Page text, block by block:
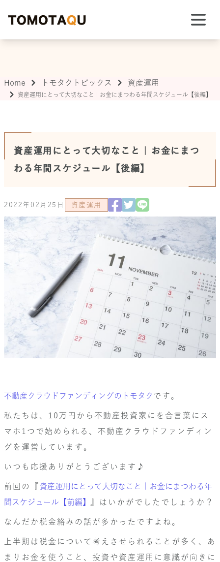
Home トモタクトピックス 資産運用
資産運用にとって大切なこと | お金にまつわる年間スケジュール【後編】
資産運用にとって大切なこと | お金にまつ
わる年間スケジュール【後編】
2022年02月25日 資産運用
不動産クラウドファンディングのトモタク です。
私たちは、10万円から不動産投資家にを合言葉にス
マホ1つで始められる、不動産クラウドファンディン
グを運営しています。
いつも応援ありがとうございます♪
前回の『 資産運用にとって大切なこと | お金にまつわる年
間スケジュール【前編】
』はいかがでしたでしょうか？
なんだか税金絡みの話が多かったですよね。
上半期は税金について考えさせられることが多く、あ
まりお金を使うこと、投資や資産運用に意識が向きに